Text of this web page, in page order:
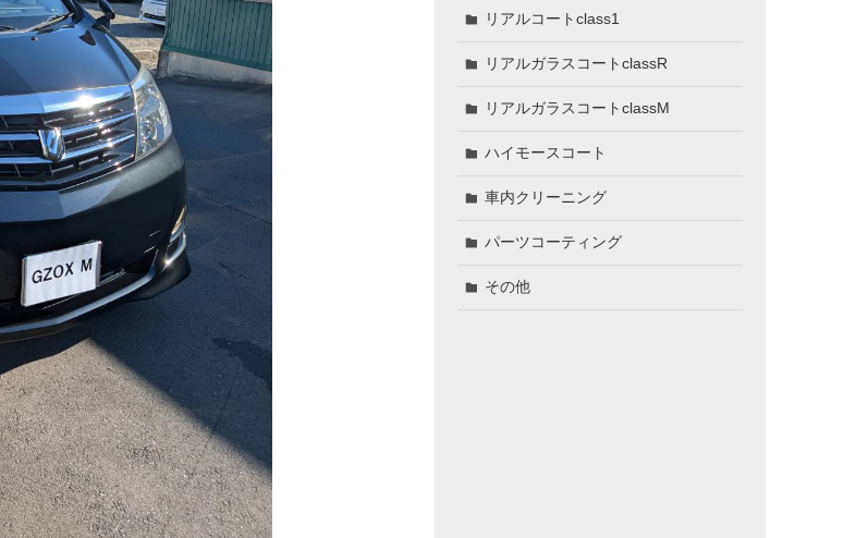
リアルコートclass1
リアルガラスコートclassR
リアルガラスコートclassM
ハイモースコート
車内クリーニング
パーツコーティング
その他